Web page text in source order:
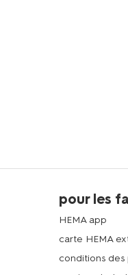
pour les
HEMA app
carte HEMA
conditions des